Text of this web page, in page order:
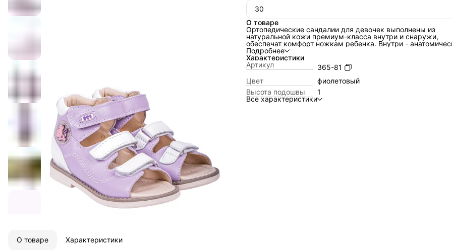
30
О товаре
Ортопедические сандалии для девочек выполнены из
натуральной кожи премиум-класса внутри и снаружи,
обеспечат комфорт ножкам ребенка. Внутри -
стелька с активным супинатором (подсводником). Жесткий
термопластичный задник надежно фиксирует голеностоп, а
липучка Велкро помогает регулировать полноту детской
ножки, поэтому наши сандалии подойдут на любой тип
ножки. Умерено-эластичная и прочная подошва с каблуком
Томаса не скользит и хорошо поглощает ударную нагрузку
время прогулок, что позволяет ребенку не уставать при
ходьбе. Детская ортопедическая обувь для девочек и для
Подробнее
Характеристики
Артикул
365-81
Цвет
фиолетовый
Высота подошвы
1
Все характеристики
О товаре Характеристики